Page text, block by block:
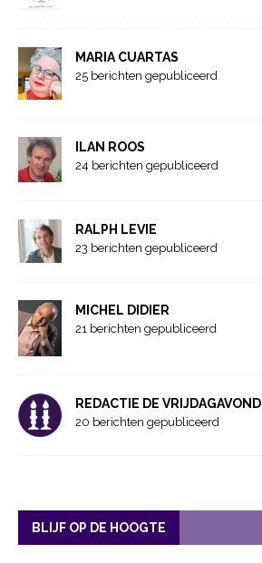
MARIA CUARTAS
25 berichten gepubliceerd
ILAN ROOS
24 berichten gepubliceerd
RALPH LEVIE
23 berichten gepubliceerd
MICHEL DIDIER
21 berichten gepubliceerd
REDACTIE DE VRIJDAGAVOND
20 berichten gepubliceerd
BLIJF OP DE HOOGTE